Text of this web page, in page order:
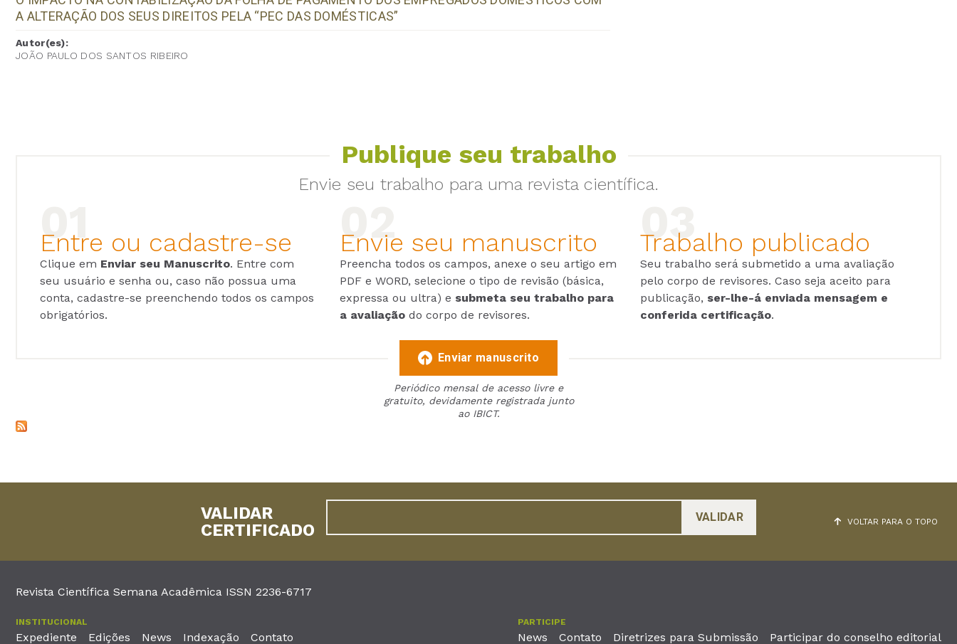
A ALTERAÇÃO DOS SEUS DIREITOS PELA “PEC DAS DOMÉSTICAS”
Autor(es):
JOÃO PAULO DOS SANTOS RIBEIRO
Publique seu trabalho
Envie seu trabalho para uma revista científica.
Entre ou cadastre-se
Clique em Enviar seu Manuscrito. Entre com
seu usuário e senha ou, caso não possua uma
conta, cadastre-se preenchendo todos os campos
obrigatórios.
Envie seu manuscrito
Preencha todos os campos, anexe o seu artigo em
PDF e WORD, selecione o tipo de revisão (básica,
expressa ou ultra) e submeta seu trabalho para
a avaliação do corpo de revisores.
Trabalho publicado
Seu trabalho será submetido a uma avaliação
pelo corpo de revisores. Caso seja aceito para
publicação, ser-lhe-á enviada mensagem e
conferida certificação.
Enviar manuscrito
Periódico mensal de acesso livre e
gratuito, devidamente registrada junto
ao IBICT.
VOLTAR PARA O TOPO
VALIDAR
CERTIFICADO
Revista Científica Semana Acadêmica ISSN 2236-6717
INSTITUCIONAL
Expediente Edições News Indexação Contato
PARTICIPE
News Contato Diretrizes para Submissão Participar do conselho editorial